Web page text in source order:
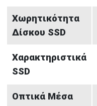
Χωρητικότητα
Δίσκου SSD
Χαρακτηριστικά
SSD
Οπτικά Μέσα